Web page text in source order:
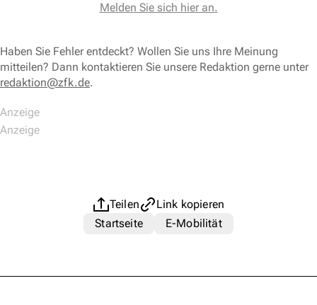
Melden Sie sich hier an.
Haben Sie Fehler entdeckt? Wollen Sie uns Ihre Meinung
mitteilen? Dann kontaktieren Sie unsere Redaktion gerne unter
redaktion@zfk.de.
Teilen
Link kopieren
Startseite
E-Mobilität